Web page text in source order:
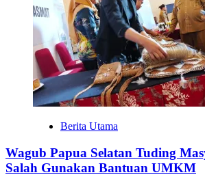
Berita Utama
Wagub Papua Selatan Tuding
Salah Gunakan Bantuan UMKM